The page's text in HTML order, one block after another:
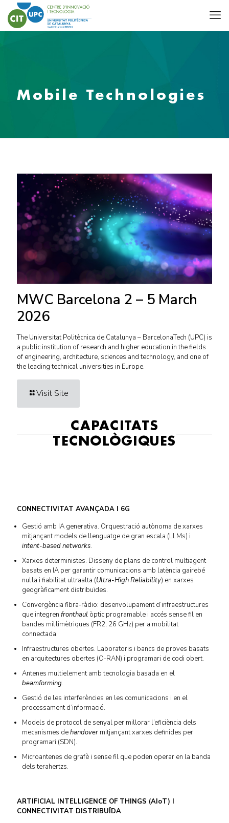
Mobile Technologies
MWC Barcelona 2 – 5 March
2026
The Universitat Politècnica de Catalunya – BarcelonaTech (UPC) is
a public institution of research and higher education in the fields
of engineering, architecture, sciences and technology, and one of
the leading technical universities in Europe.
Visit Site
CAPACITATS
TECNOLÒGIQUES
CONNECTIVITAT AVANÇADA I 6G
Gestió amb IA generativa. Orquestració autònoma de xarxes
mitjançant models de llenguatge de gran escala (LLMs) i
intent-based networks.
Xarxes deterministes. Disseny de plans de control multiagent
basats en IA per garantir comunicacions amb latència gairebé
nul·la i fiabilitat ultraalta (Ultra-High Reliability) en xarxes
geogràficament distribuïdes.
Convergència fibra-ràdio: desenvolupament d’infraestructures
que integren fronthaul òptic programable i accés sense fil en
bandes mil·limètriques (FR2, 26 GHz) per a mobilitat
connectada.
Infraestructures obertes. Laboratoris i bancs de proves basats
en arquitectures obertes (O-RAN) i programari de codi obert.
Antenes multielement amb tecnologia basada en el
beamforming.
Gestió de les interferències en les comunicacions i en el
processament d’informació.
Models de protocol de senyal per millorar l’eficiència dels
mecanismes dehandover mitjançant xarxes definides per
programari (SDN).
Microantenes de grafè i sense fil que poden operar en la banda
dels terahertzs.
ARTIFICIAL INTELLIGENCE OF THINGS (AIoT) I
CONNECTIVITAT DISTRIBUÏDA